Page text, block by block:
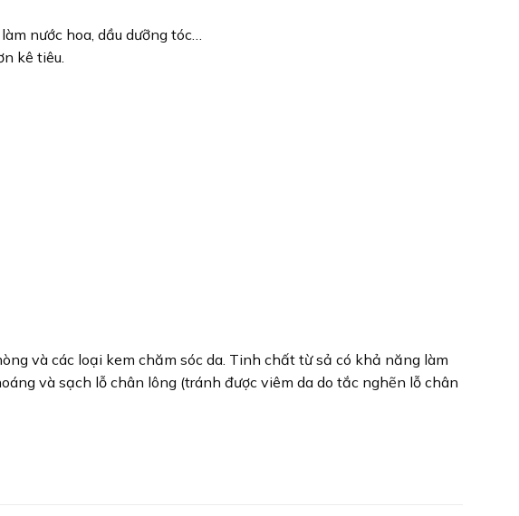
nước hoa, dầu dưỡng tóc…
kê tiêu.
và các loại kem chăm sóc da. Tinh chất từ sả có khả năng làm
và sạch lỗ chân lông (tránh được viêm da do tắc nghẽn lỗ chân